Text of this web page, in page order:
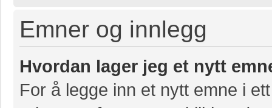
Emner og innlegg
Hvordan lager jeg et nytt
For å legge inn et nytt emne i